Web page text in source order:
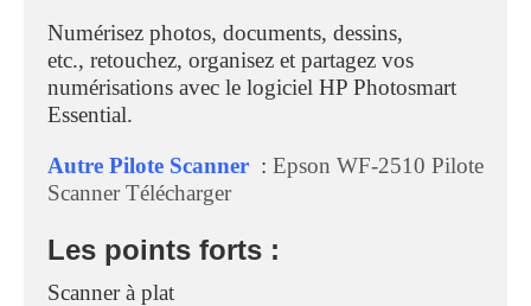
Numérisez photos, documents, dessins,
etc., retouchez, organisez et partagez vos
numérisations avec le logiciel HP Photosmart
Essential.
Autre Pilote Scanner : Epson WF-2510 Pilote
Scanner Télécharger
Les points forts :
Scanner à plat